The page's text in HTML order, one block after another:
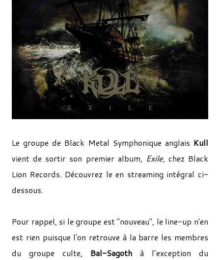
Le groupe de Black Metal Symphonique anglais Kull
vient de sortir son premier album, Exile, chez Black
Lion Records. Découvrez le en streaming intégral ci-
dessous.
Pour rappel, si le groupe est "nouveau", le line-up n'en
est rien puisque l'on retrouve à la barre les membres
du groupe culte, Bal-Sagoth à l’exception du